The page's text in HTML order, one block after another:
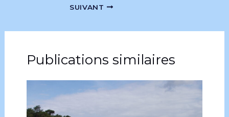
SUIVANT
Publications similaires